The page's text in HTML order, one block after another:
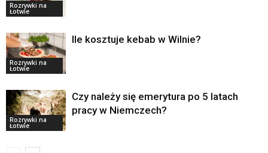
Rozrywki na
Łotwie
Rozrywki na
Łotwie
Ile kosztuje kebab w Wilnie?
Rozrywki na
Łotwie
Czy należy się emerytura po 5 latach
pracy w Niemczech?